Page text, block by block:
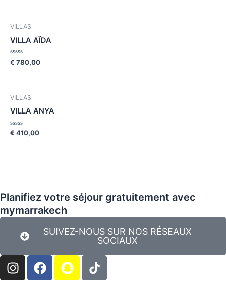
VILLAS
VILLA AÏDA
Rated
0
€ 780,00
VILLAS
VILLA ANYA
Rated
€ 410,00
Planifiez votre séjour gratuitement avec
mymarrakech
SUIVEZ-NOUS SUR NOS RÉSEAUX
SOCIAUX
I
n
F
a
S
n